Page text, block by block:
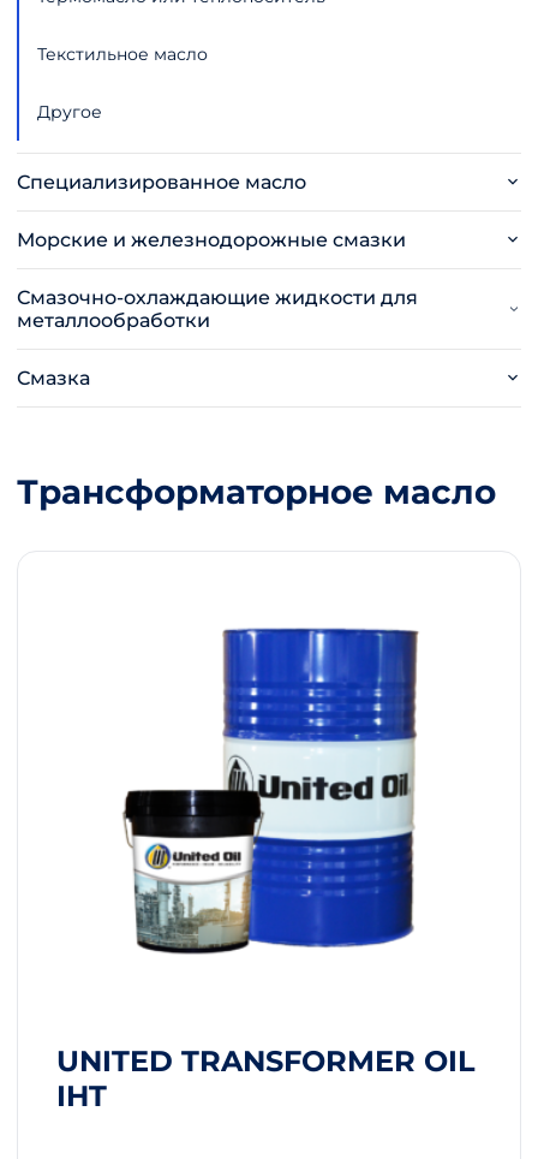
Текстильное масло
Другое
Специализированное масло
Морские и железнодорожные смазки
Смазочно-охлаждающие жидкости для
металлообработки
Смазка
Трансформаторное масло
UNITED TRANSFORMER OIL
IHT